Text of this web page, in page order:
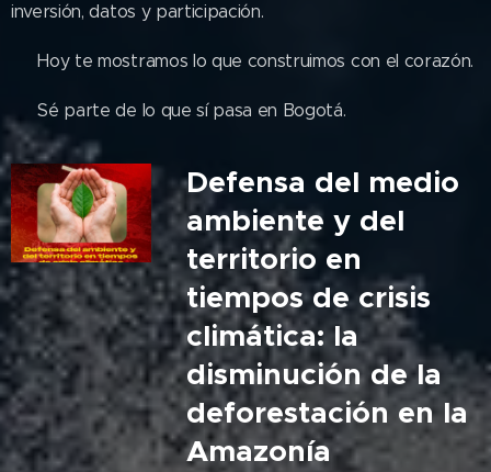
inversión, datos y participación.
❤️ Hoy te mostramos lo que construimos con el corazón.
👉 Sé parte de lo que sí pasa en Bogotá.
Defensa del medio
ambiente y del
territorio en
tiempos de crisis
climática: la
disminución de la
deforestación en la
Amazonía